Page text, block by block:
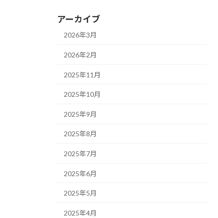
アーカイブ
2026年3月
2026年2月
2025年11月
2025年10月
2025年9月
2025年8月
2025年7月
2025年6月
2025年5月
2025年4月